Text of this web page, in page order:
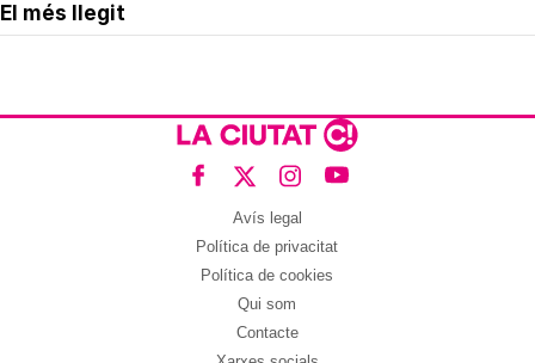
El més llegit
Avís legal
Política de privacitat
Política de cookies
Qui som
Contacte